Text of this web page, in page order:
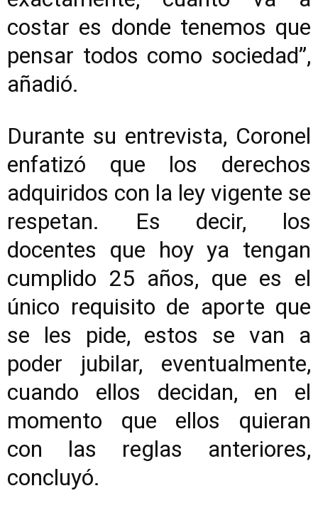
costar es donde tenemos que
pensar todos como sociedad”,
añadió.
Durante su entrevista, Coronel
enfatizó que los derechos
adquiridos con la ley vigente se
respetan. Es decir, los
docentes que hoy ya tengan
cumplido 25 años, que es el
único requisito de aporte que
se les pide, estos se van a
poder jubilar, eventualmente,
cuando ellos decidan, en el
momento que ellos quieran
con las reglas anteriores,
concluyó.